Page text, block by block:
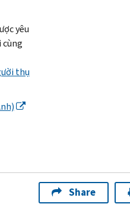
yêu
cùng
thụ
Share